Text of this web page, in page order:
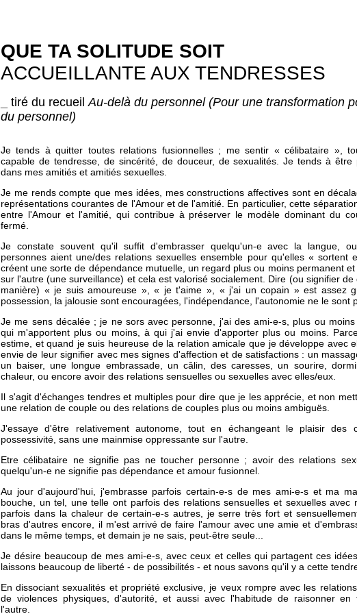
QUE TA SOLITUDE SOIT
ACCUEILLANTE AUX TENDRESSES
tiré du recueilAu-delà du personnel (Pour une transformation
du personnel)
Je tends à quitter toutes relations fusionnelles ; me sentir « célibataire »,
capable de tendresse, de sincérité, de douceur, de sexualités. Je tends à être
dans mes amitiés et amitiés sexuelles.
Je me rends compte que mes idées, mes constructions affectives sont en
représentations courantes de l'Amour et de l'amitié. En particulier, cette
entre l'Amour et l'amitié, qui contribue à préserver le modèle dominant du
fermé.
Je constate souvent qu'il suffit d'embrasser quelqu'un-e avec la langue,
personnes aient une/des relations sexuelles ensemble pour qu'elles « sortent
créent une sorte de dépendance mutuelle, un regard plus ou moins permanent
sur l'autre (une surveillance) et cela est valorisé socialement. Dire (ou signifier de
manière) « je suis amoureuse », « je t'aime », « j'ai un copain » est assez
possession, la jalousie sont encouragées, l'indépendance, l'autonomie ne le sont
Je me sens décalée ; je ne sors avec personne, j'ai des ami-e-s, plus ou moins
qui m'apportent plus ou moins, à qui j'ai envie d'apporter plus ou moins.
estime, et quand je suis heureuse de la relation amicale que je développe avec
envie de leur signifier avec mes signes d'affection et de satisfactions : un
un baiser, une longue embrassade, un câlin, des caresses, un sourire,
chaleur, ou encore avoir des relations sensuelles ou sexuelles avec elles/eux.
Il s'agit d'échanges tendres et multiples pour dire que je les apprécie, et non
une relation de couple ou des relations de couples plus ou moins ambiguës.
J'essaye d'être relativement autonome, tout en échangeant le plaisir des
possessivité, sans une mainmise oppressante sur l'autre.
Etre célibataire ne signifie pas ne toucher personne ; avoir des relations
quelqu'un-e ne signifie pas dépendance et amour fusionnel.
Au jour d'aujourd'hui, j'embrasse parfois certain-e-s de mes ami-e-s et ma
bouche, un tel, une telle ont parfois des relations sensuelles et sexuelles avec
parfois dans la chaleur de certain-e-s autres, je serre très fort et
bras d'autres encore, il m'est arrivé de faire l'amour avec une amie et
dans le même temps, et demain je ne sais, peut-être seule...
Je désire beaucoup de mes ami-e-s, avec ceux et celles qui partagent ces
laissons beaucoup de liberté - de possibilités - et nous savons qu'il y a cette
En dissociant sexualités et propriété exclusive, je veux rompre avec les
de violences physiques, d'autorité, et aussi avec l'habitude de raisonner en
l'autre.